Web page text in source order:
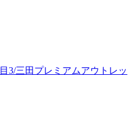
3/三田プレミアムアウトレッ